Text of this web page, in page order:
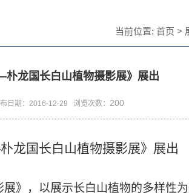
当前位置: 首页 >
朴龙国长白山植物摄影展》展出
日期：2016-12-29 浏览次数： 200
龙国长白山植物摄影展》展出
，以展示长白山植物的多样性为